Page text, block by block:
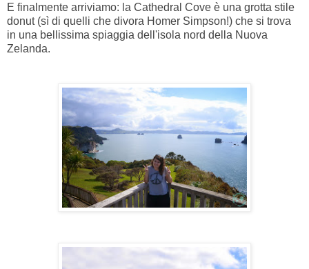
E finalmente arriviamo: la Cathedral Cove è una grotta stile
donut (sì di quelli che divora Homer Simpson!) che si trova
in una bellissima spiaggia dell'isola nord della Nuova
Zelanda.